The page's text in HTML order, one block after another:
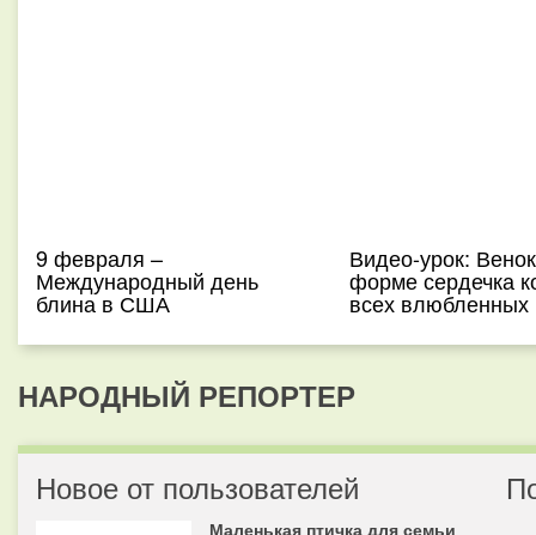
9 февраля –
Международный день
блина в США
Видео-урок:
форме сердечка
всех влюбленных
НАРОДНЫЙ РЕПОРТЕР
Новое от пользователей
Маленькая птичка для семьи